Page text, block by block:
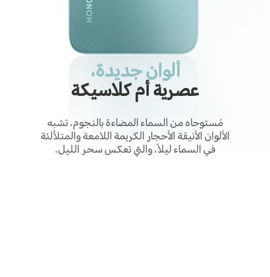
ألوان جديدة،
عصرية أم كلاسيكة
مُستوحاه من السماء المضاءة بالنجوم، تشبه
الألوان الأنيقة الأحجار الكريمة اللامعة والمتلألئة
في السماء ليلاً، والتي تعكس سحر الليل.